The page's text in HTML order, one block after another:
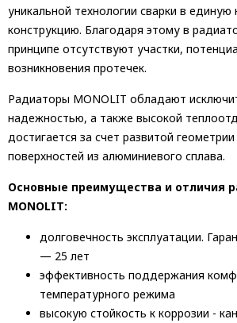
уникальной технологии сварки в
конструкцию. Благодаря этому в
принципе отсутствуют участки,
возникновения протечек.
Радиаторы MONOLIT обладают
надежностью, а также высокой
достигается за счет развитой
поверхностей из алюминиевого сплава.
Основные преимущества и отличия
MONOLIT:
долговечность эксплуатации.
— 25 лет
эффективность поддержания
температурного режима
высокую стойкость к коррозии -